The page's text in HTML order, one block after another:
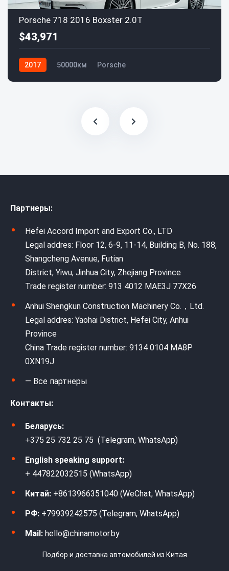
Porsche 718 2016 Boxster 2.0T
$43,971
2017 50000км Porsche
Партнеры:
Hefei Accord Import and Export Co., LTD
Legal addres: Floor 12, 6-9, 11-14, Building B, No. 188,
Shangcheng Avenue, Futian
District, Yiwu, Jinhua City, Zhejiang Province
Trade register number: 913 4012 MAE3J 77X26
Anhui Shengkun Construction Machinery Co.，Ltd.
Legal addres: Yaohai District, Hefei City, Anhui
Province
China Trade register number: 9134 0104 MA8P
0XN19J
— Все партнеры
Контакты:
Беларусь:
+375 25 732 25 75 (Telegram, WhatsApp)
English speaking support:
+ 447822032515 (WhatsApp)
Китай: +8613966351040 (WeChat, WhatsApp)
РФ: +79939242575 (Telegram, WhatsApp)
Mail: hello@chinamotor.by
Подбор и доставка автомобилей из Китая